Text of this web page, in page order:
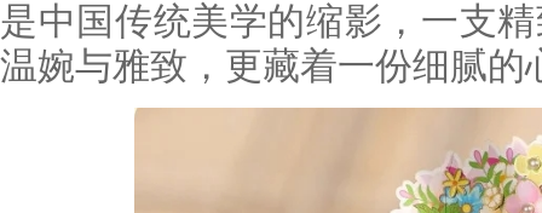
是中国传统美学的缩影，一支
温婉与雅致，更藏着一份细腻的